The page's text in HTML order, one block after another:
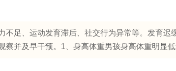
不足、运动发育滞后、社交行为异常等。发育迟
并及早干预。1、身高体重男孩身高体重明显